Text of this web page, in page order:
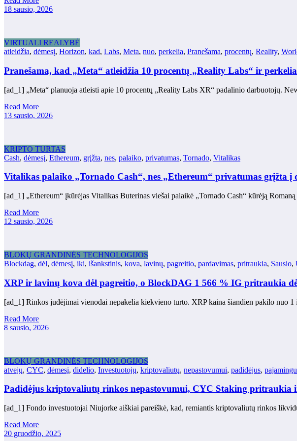
18 sausio, 2026
VIRTUALI REALYBĖ
atleidžia, dėmesį, Horizon, kad, Labs, Meta, nuo, perkelia, Pranešama, procentų, Reality,
Pranešama, kad „Meta“ atleidžia 10 procentų „Reality Labs“ ir
[ad_1] „Meta“ planuoja atleisti apie 10 procentų „Reality Labs XR“ padalinio darbuotojų.
Read More
13 sausio, 2026
KRIPTO TURTAS
Cash, dėmesį, Ethereum, grįžta, nes, palaiko, privatumas, Tornado, Vitalikas
Vitalikas palaiko „Tornado Cash“, nes „Ethereum“ privatumas grįžta į
[ad_1] „Ethereum“ įkūrėjas Vitalikas Buterinas viešai palaikė „Tornado Cash“ kūrėją
Read More
12 sausio, 2026
BLOKŲ GRANDINĖS TECHNOLOGIJOS
Blockdag, dėl, dėmesį, iki, išankstinis, kova, lavinų, pagreitio, pardavimas, pritraukia, Sausio,
XRP ir lavinų kova dėl pagreitio, o BlockDAG 1 566 % IG pritraukia
[ad_1] Rinkos judėjimai vienodai nepakelia kiekvieno turto. XRP kaina šiandien pakilo nuo
Read More
8 sausio, 2026
BLOKŲ GRANDINĖS TECHNOLOGIJOS
atvejų, CYC, dėmesį, didelio, Investuotojų, kriptovaliutų, nepastovumui, padidėjus,
Padidėjus kriptovaliutų rinkos nepastovumui, CYC Staking pritraukia
[ad_1] Fondo investuotojai Niujorke aiškiai pareiškė, kad, remiantis kriptovaliutų rinkos
Read More
20 gruodžio, 2025